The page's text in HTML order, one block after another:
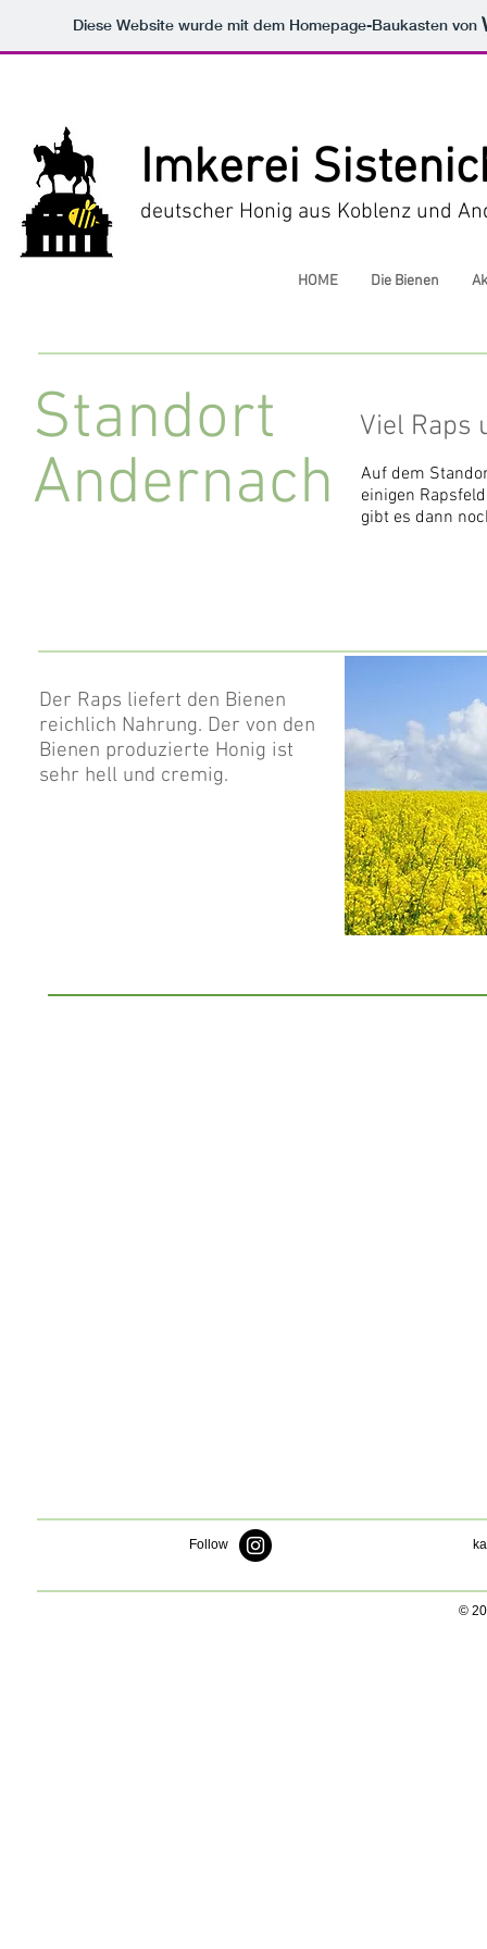
Diese Website wurde mit dem Homepage-Baukasten von
Imkerei
deutscher Honig aus Koblenz und
HOME Die Bienen
Standort
Andernach
Viel Raps
Auf dem
einigen
gibt es dann
Der Raps liefert den Bienen
reichlich Nahrung. Der von den
Bienen produzierte Honig ist
sehr hell und cremig.
Follow
©